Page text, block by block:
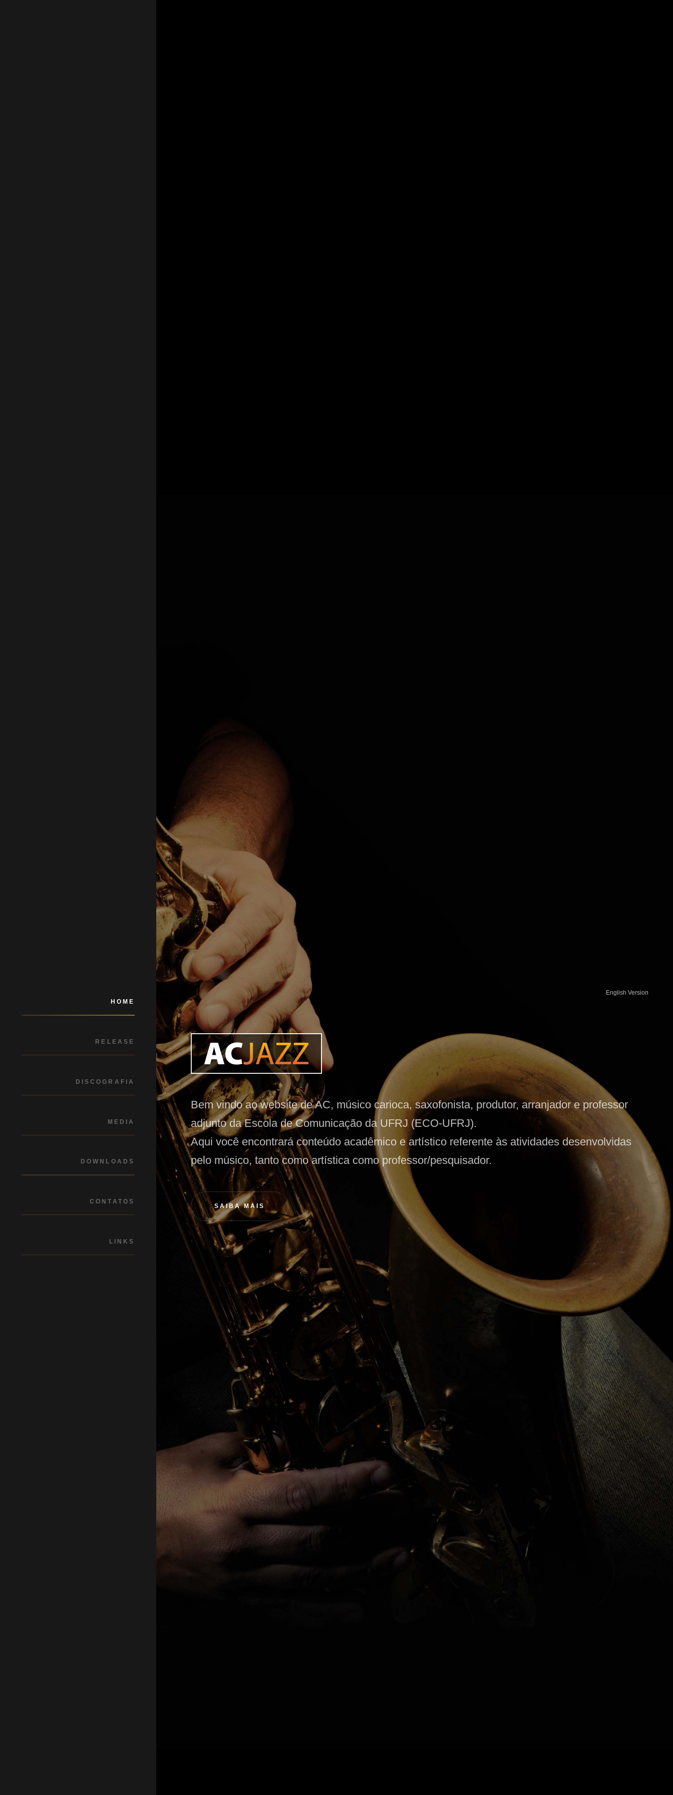
HOME
RELEASE
DISCOGRAFIA
MEDIA
DOWNLOADS
CONTATOS
LINKS
English Version
Bem vindo ao website de AC, músico carioca, saxofonista, produtor, arranjador e professor
adjunto da Escola de Comunicação da UFRJ (ECO-UFRJ).
Aqui você encontrará conteúdo acadêmico e artístico referente às atividades desenvolvidas
pelo músico, tanto como artística como professor/pesquisador.
SAIBA MAIS